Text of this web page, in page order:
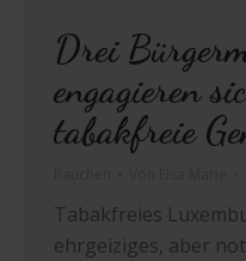
Drei
engagieren
tabakfreie
Tabakfreies
ehrgeiziges, aber